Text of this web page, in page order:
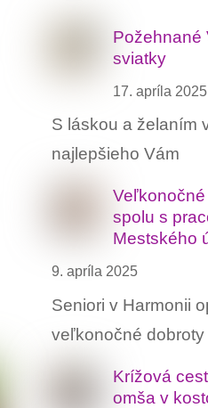
Požehnané
sviatky
17. apríla 2025
S láskou a želaním
najlepšieho Vám
spolu s
Mestského
9. apríla 2025
Seniori v Harmonii
veľkonočné dobroty
Krížová
omša v